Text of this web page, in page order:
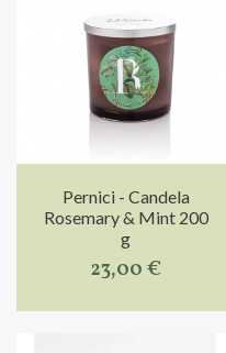
Pernici - Candela
Rosemary & Mint 200
g
23,00 €